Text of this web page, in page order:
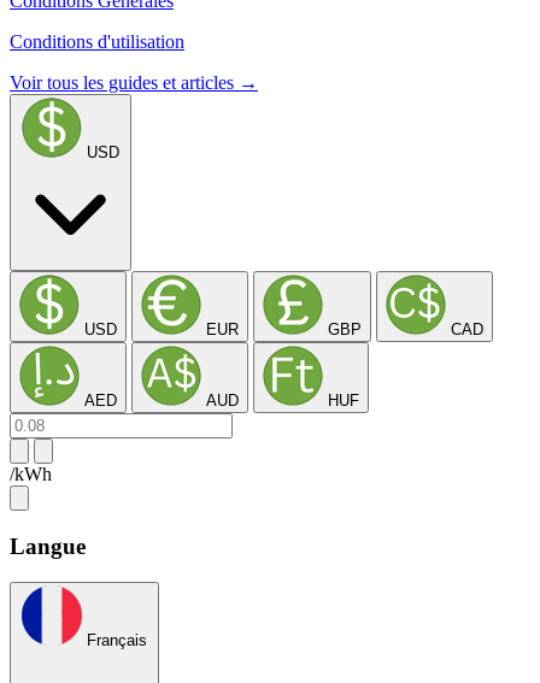
Conditions d'utilisation
Voir tous les guides et articles →
USD
USD EUR GBP CAD
AED AUD HUF
/kWh
Langue
Français